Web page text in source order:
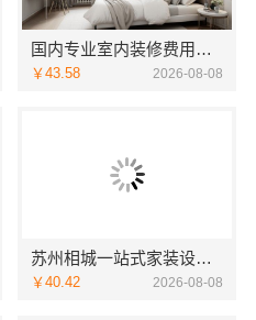
国内专业室内装修费用预算，江西圣匠新型环保材料有限公司
￥43.58 2026-08-08
苏州相城一站式家装设计多少钱拎包入住-苏州百年豪庭新材料有限公司
￥40.42 2026-08-08